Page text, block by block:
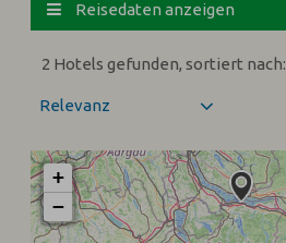
Reisedaten anzeigen
2 Hotels gefunden, sortiert nach:
+
−